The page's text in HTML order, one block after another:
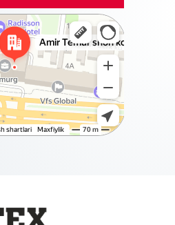
88А на карте Ташкента,
— Яндекс Карты